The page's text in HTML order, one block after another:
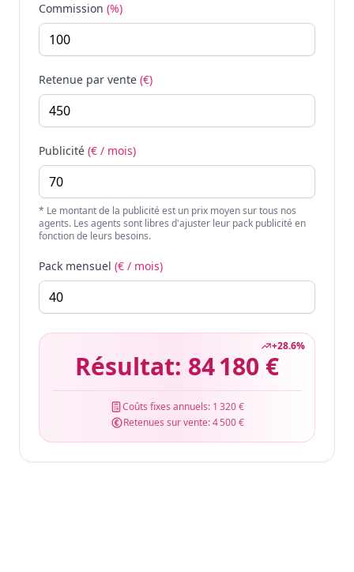
Commission (%)
Retenue par vente (€)
Publicité (€ / mois)
* Le montant de la publicité est un prix moyen sur tous nos
agents. Les agents sont libres d'ajuster leur pack publicité en
fonction de leurs besoins.
Pack mensuel (€ / mois)
+28.6%
Résultat: 84 180 €
Coûts fixes annuels: 1 320 €
Retenues sur vente:4 500 €